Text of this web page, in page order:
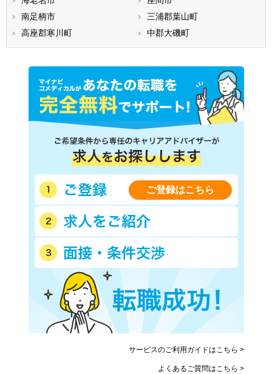
南足柄市
三浦郡葉山町
高座郡寒川町
中郡大磯町
ご登録はこちら
サービスのご利用ガイドはこちら >
よくあるご質問はこちら >